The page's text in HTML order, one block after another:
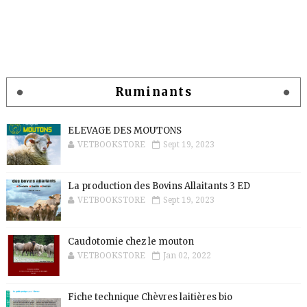
Ruminants
ELEVAGE DES MOUTONS
VETBOOKSTORE Sept 19, 2023
La production des Bovins Allaitants 3 ED
VETBOOKSTORE Sept 19, 2023
Caudotomie chez le mouton
VETBOOKSTORE Jan 02, 2022
Fiche technique Chèvres laitières bio